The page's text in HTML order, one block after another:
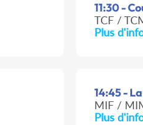
11:30 -
TCF /
Plus
14:45 -
MIF /
Plus